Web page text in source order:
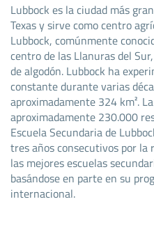
Lubbock es la ciudad más
Texas y sirve como centro
Lubbock, comúnmente
centro de las Llanuras del
de algodón. Lubbock ha
constante durante varias
aproximadamente 324 km².
aproximadamente 230.000
Escuela Secundaria de
tres años consecutivos por la
las mejores escuelas
basándose en parte en su
internacional.